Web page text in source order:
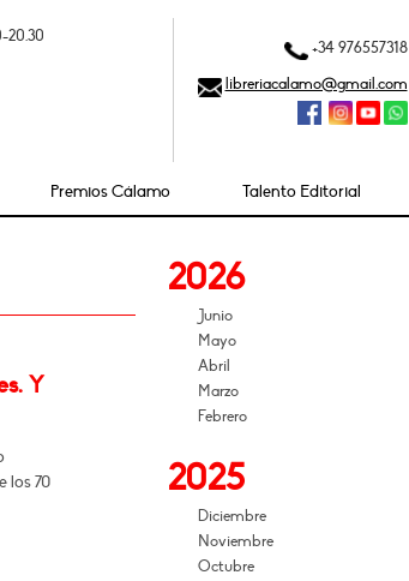
20.30
+34 976557318
libreriacalamo@gmail.com
Premios Cálamo Talento Editorial
Y
los 70
2026
Junio
Mayo
Abril
Marzo
Febrero
2025
Diciembre
Noviembre
Octubre